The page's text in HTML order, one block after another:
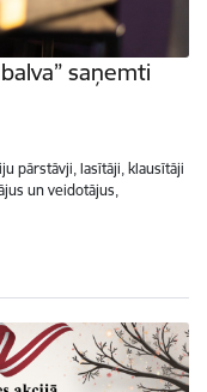
saņemti
pārstāvji, lasītāji, klausītāji
un veidotājus,